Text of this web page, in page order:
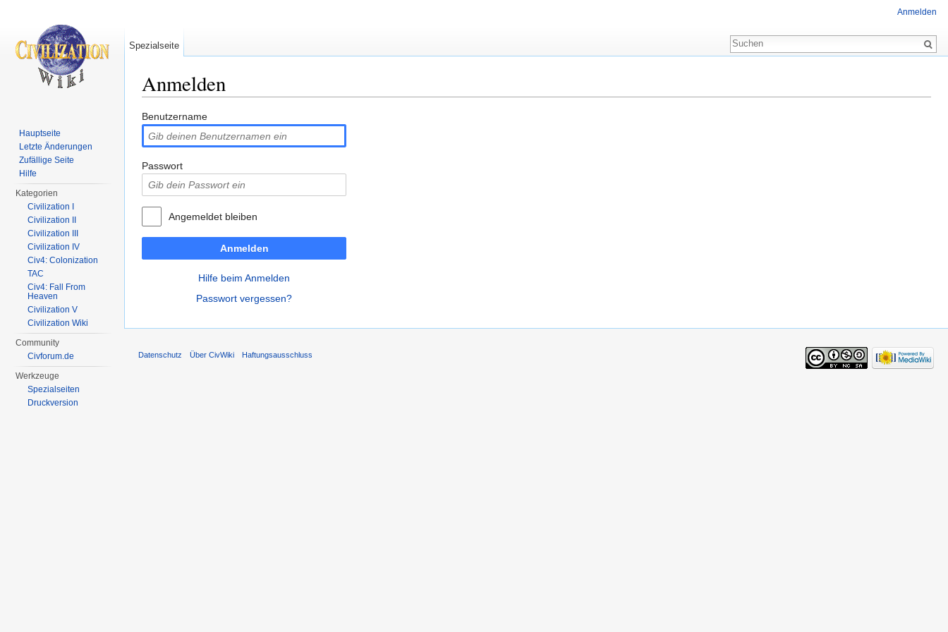
Anmelden
Benutzername
Passwort
Angemeldet bleiben
Anmelden
Hilfe beim Anmelden
Passwort vergessen?
Anmelden
Spezialseite
Hauptseite
Letzte Änderungen
Zufällige Seite
Hilfe
Kategorien
Civilization I
Civilization II
Civilization III
Civilization IV
Civ4: Colonization
TAC
Civ4: Fall From
Heaven
Civilization V
Civilization Wiki
Community
Civforum.de
Werkzeuge
Spezialseiten
Druckversion
Datenschutz Über CivWiki Haftungsausschluss